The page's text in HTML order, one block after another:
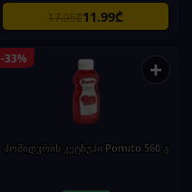
17.95₾11.99₾
-33% +
პომიდვრის კეტჩუპი Pomito 560 გ